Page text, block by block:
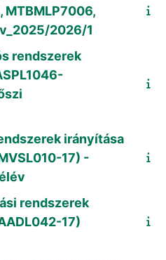
MTBMLP7006,
2026/1
rendszerek
irányítása
17) -
rendszerek
17)